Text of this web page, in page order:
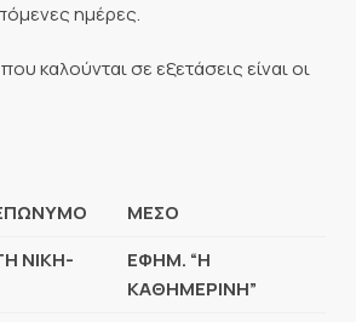
ημέρες.
καλούνται σε εξετάσεις είναι οι
ΜΕΣΟ
ΝΙΚΗ-
ΕΦΗΜ. “Η
ΚΑΘΗΜΕΡΙΝΗ”